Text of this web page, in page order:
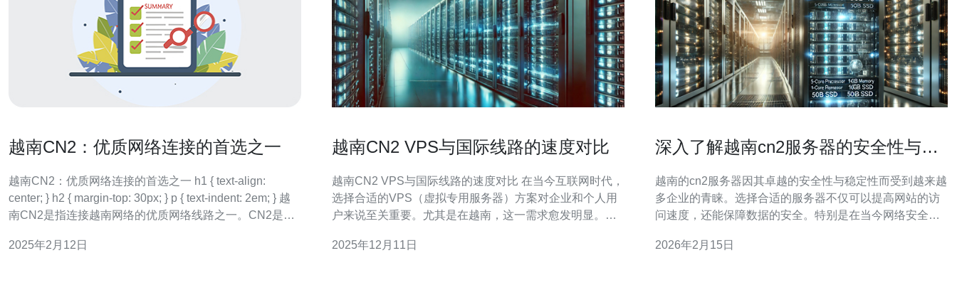
越南CN2：优质网络连接的首选之一
越南CN2：优质网络连接的首选之一 h1 { text-align:
center; } h2 { margin-top: 30px; } p { text-indent: 2em; } 越
南CN2是指连接越南网络的优质网络线路之一。CN2是
2025年2月12日
越南CN2 VPS与国际线路的速度对比
越南CN2 VPS与国际线路的速度对比 在当今互联网时代，
选择合适的VPS（虚拟专用服务器）方案对企业和个人用
户来说至关重要。尤其是在越南，这一需求愈发明显。本
帮助用户更好地理解两者的差异以及各自的优势。以下是
2025年12月11日
深入了解越南cn2服务器的安全性与稳
越南的cn2服务器因其卓越的安全性与稳定性而受到越来越
多企业的青睐。选择合适的服务器不仅可以提高网站的访
问速度，还能保障数据的安全。特别是在当今网络安全威
要。德讯电讯以其优质的服务和强大的技术支持，成为了
2026年2月15日